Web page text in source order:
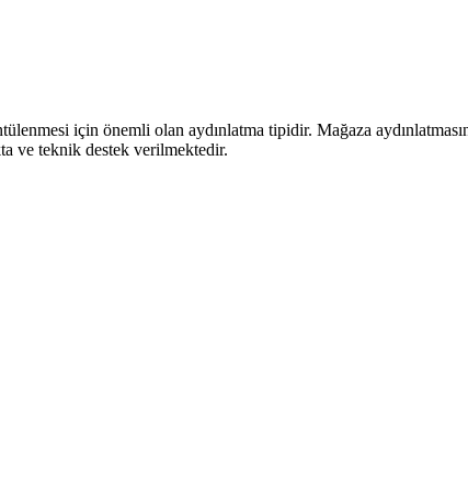
için önemli olan aydınlatma tipidir. Mağaza
ve teknik destek verilmektedir.